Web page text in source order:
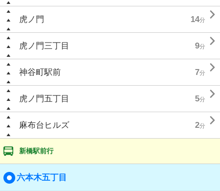
虎ノ門 14分 
虎ノ門三丁目 9分 
神谷町駅前 7分 
虎ノ門五丁目 5分 
麻布台ヒルズ 2分 
新橋駅前行
六本木五丁目